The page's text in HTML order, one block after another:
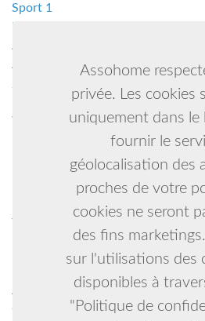
Assohome
privée. Les cookies
uniquement dans le
fournir le
géolocalisation des
proches de votre
cookies ne seront
des fins
sur l'utilisations des
disponibles à
"Politique de
Sport 1
Escrime sportive et loisirs 1
Arts plastiques 1
Arts martiaux 1
Marche nordic 1
Wing chun kung fu 1
Kung fu enfants 1
Marche athlétique 1
Muay thai kick boxing k1 1
Athletisme 1
Gymnastique artistique 1